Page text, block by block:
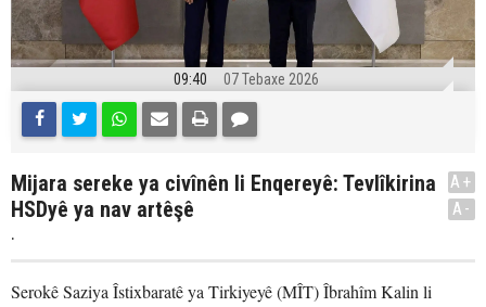
09:40 07 Tebaxe 2026
Mijara sereke ya civînên li Enqereyê: Tevlîkirina
HSDyê ya nav artêşê
.
A+
A-
Serokê Saziya Îstixbaratê ya Tirkiyeyê (MÎT) Îbrahîm Kalin li